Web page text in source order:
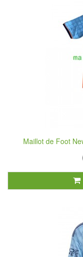
Maillot de Foot